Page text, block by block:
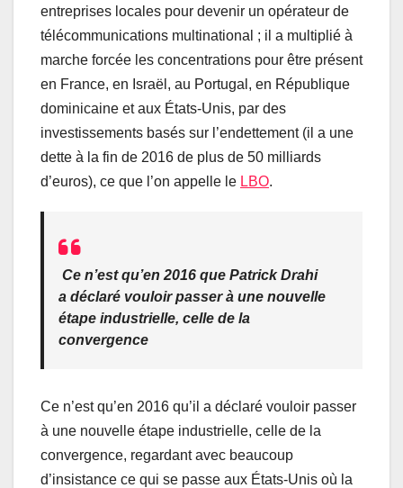
entreprises locales pour devenir un opérateur de
télécommunications multinational ; il a multiplié à
marche forcée les concentrations pour être présent
en France, en Israël, au Portugal, en République
dominicaine et aux États-Unis, par des
investissements basés sur l’endettement (il a une
dette à la fin de 2016 de plus de 50 milliards
d’euros), ce que l’on appelle le LBO.
Ce n’est qu’en 2016 que Patrick Drahi
a déclaré vouloir passer à une nouvelle
étape industrielle, celle de la
convergence
Ce n’est qu’en 2016 qu’il a déclaré vouloir passer
à une nouvelle étape industrielle, celle de la
convergence, regardant avec beaucoup
d’insistance ce qui se passe aux États-Unis où la